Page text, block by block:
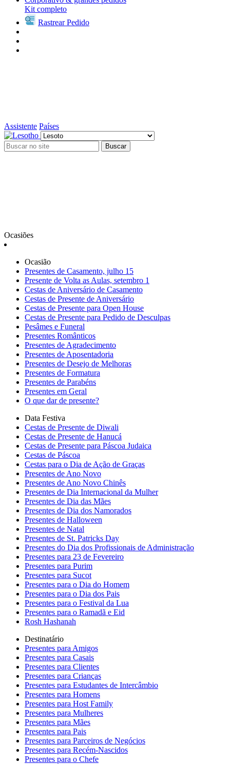
Kit completo
Rastrear Pedido
Assistente Países
Buscar
Ocasiões
Ocasião
Presentes de Casamento, julho 15
Presente de Volta as Aulas, setembro 1
Cestas de Aniversário de Casamento
Cestas de Presente de Aniversário
Cestas de Presente para Open House
Cestas de Presente para Pedido de Desculpas
Pesâmes e Funeral
Presentes Românticos
Presentes de Agradecimento
Presentes de Aposentadoria
Presentes de Desejo de Melhoras
Presentes de Formatura
Presentes de Parabéns
Presentes em Geral
O que dar de presente?
Data Festiva
Cestas de Presente de Diwali
Cestas de Presente de Hanucá
Cestas de Presente para Páscoa Judaica
Cestas de Páscoa
Cestas para o Dia de Ação de Graças
Presentes de Ano Novo
Presentes de Ano Novo Chinês
Presentes de Dia Internacional da Mulher
Presentes de Dia das Mães
Presentes de Dia dos Namorados
Presentes de Halloween
Presentes de Natal
Presentes de St. Patricks Day
Presentes do Dia dos Profissionais de Administração
Presentes para 23 de Fevereiro
Presentes para Purim
Presentes para Sucot
Presentes para o Dia do Homem
Presentes para o Dia dos Pais
Presentes para o Festival da Lua
Presentes para o Ramadã e Eid
Rosh Hashanah
Destinatário
Presentes para Amigos
Presentes para Casais
Presentes para Clientes
Presentes para Crianças
Presentes para Estudantes de Intercâmbio
Presentes para Homens
Presentes para Host Family
Presentes para Mulheres
Presentes para Mães
Presentes para Pais
Presentes para Parceiros de Negócios
Presentes para Recém-Nascidos
Presentes para o Chefe